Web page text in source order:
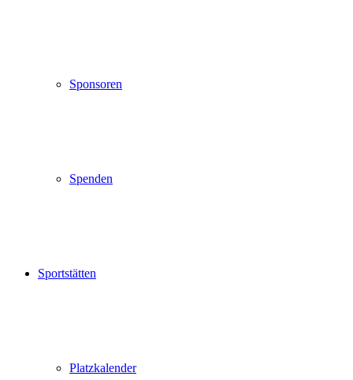
Sponsoren
Spenden
Sportstätten
Platzkalender